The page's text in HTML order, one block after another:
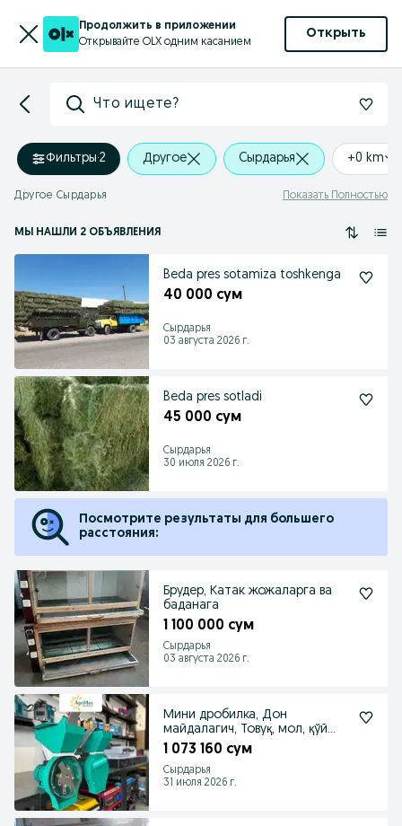
Продолжить в приложении
Открывайте OLX одним касанием
Открыть
Что ищете?
Фильтры·2 Другое Cырдарья +0 km
Другое Cырдарья Показать Полностью
МЫ НАШЛИ 2 ОБЪЯВЛЕНИЯ
Beda pres sotamiza toshkenga
40 000 сум
Cырдарья
03 августа 2026 г.
Beda pres sotladi
45 000 сум
Cырдарья
30 июля 2026 г.
Посмотрите результаты для большего
расстояния:
Брудер, Катак жожаларга ва
баданага
1 100 000 сум
Сырдарья
03 августа 2026 г.
Мини дробилка, Дон
майдалагич, Товуқ, мол, қўй
емлари учун
1 073 160 сум
Сырдарья
31 июля 2026 г.